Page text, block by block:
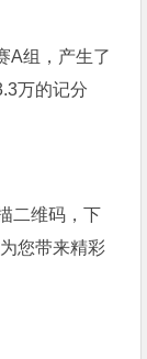
A组，产生了
万的记分
二维码，下
您带来精彩